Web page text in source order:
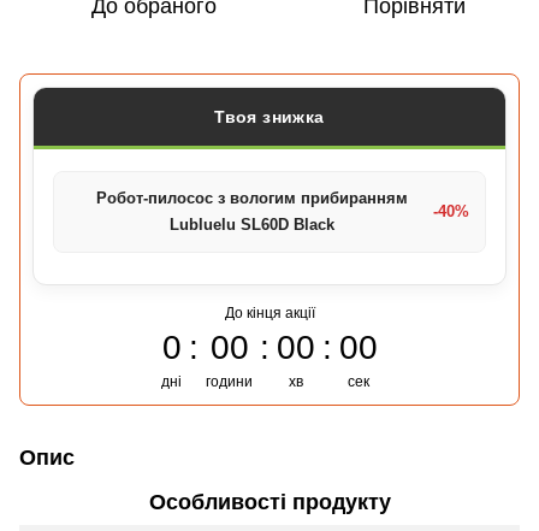
До обраного Порівняти
Твоя знижка
Робот-пилосос з вологим прибиранням
Lubluelu SL60D Black
-40%
До кінця акції
0
дні
00
години
00
хв
00
сек
Опис
Особливості продукту